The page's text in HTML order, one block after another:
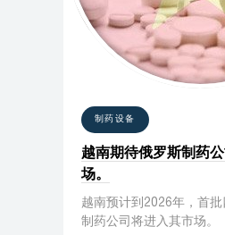
制药设备
越南期待俄罗斯制药
场。
越南预计到2026年，首
制药公司将进入其市场。